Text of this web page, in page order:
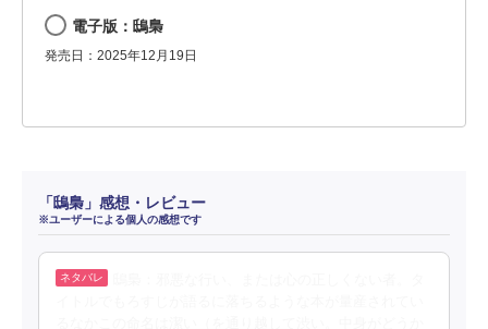
電子版：鴟梟
発売日：2025年12月19日
「鴟梟」感想・レビュー
※ユーザーによる個人の感想です